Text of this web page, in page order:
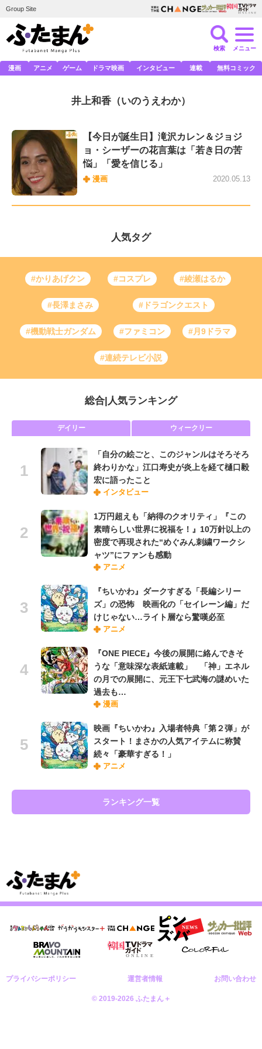
Group Site
検索 メニュー
漫画 アニメ ゲーム ドラマ映画 インタビュー 連載 無料コミック
井上和香 （いのうえわか）
【今日が誕生日】滝沢カレン＆ジョジ
ョ・シーザーの花言葉は「若き日の苦
悩」「愛を信じる」
漫画 2020.05.13
人気タグ
#かりあげクン #コスプレ #綾瀬はるか
#長澤まさみ #ドラゴンクエスト
#機動戦士ガンダム #ファミコン #月9ドラマ
#連続テレビ小説
総合 人気ランキング
デイリー ウィークリー
「自分の絵ごと、このジャンルはそろそろ
終わりかな」江口寿史が炎上を経て樋口毅
宏に語ったこと
インタビュー
1万円超えも「納得のクオリティ」『この
素晴らしい世界に祝福を！』10万針以上の
密度で再現された“めぐみん刺繍ワークシ
ャツ”にファンも感動
アニメ
『ちいかわ』ダークすぎる「長編シリー
ズ」の恐怖 映画化の「セイレーン編」だ
けじゃない…ライト層なら驚嘆必至
アニメ
『ONE PIECE』今後の展開に絡んできそ
うな「意味深な表紙連載」 「神」エネル
の月での展開に、元王下七武海の謎めいた
過去も…
漫画
映画『ちいかわ』入場者特典「第２弾」が
スタート！まさかの人気アイテムに称賛
続々「豪華すぎる！」
アニメ
ランキング一覧
プライバシーポリシー 運営者情報 お問い合わせ
© 2019-2026 ふたまん＋